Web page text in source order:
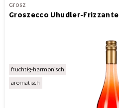
Grosz
Groszecco Uhudler-Frizzante
fruchtig-harmonisch
aromatisch